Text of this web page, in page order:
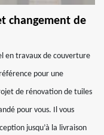
changement de
en travaux de couverture
pour une
de rénovation de tuiles
pour vous. Il vous
jusqu’à la livraison